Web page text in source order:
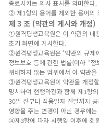
종료시키는 의사 표시를 의미한다.
② 제1항의 용어를 제외한 용어의
제 3 조 (약관의 게시와 개정)
①원격평생교육원은 이 약관의 내
초기 화면에 게시한다.
②원격평생교육원은 ‘약관의 규제
정보보호 등에 관한 법률(이하 “정
위배하지 않는 범위에서 이 약관
③원격평생교육원이 약관을 개정
명시하여 현행약관과 함께 제1항
30일 전부터 적용일자 전일까지
영향을 주는 변경이 아닌 경우에
④제3항에 따라 시행일 이후에 회